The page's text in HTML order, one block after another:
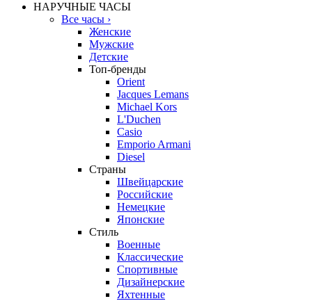
НАРУЧНЫЕ ЧАСЫ
Все часы ›
Женские
Мужские
Детские
Топ-бренды
Orient
Jacques Lemans
Michael Kors
L'Duchen
Casio
Emporio Armani
Diesel
Страны
Швейцарские
Российские
Немецкие
Японские
Стиль
Военные
Классические
Спортивные
Дизайнерские
Яхтенные